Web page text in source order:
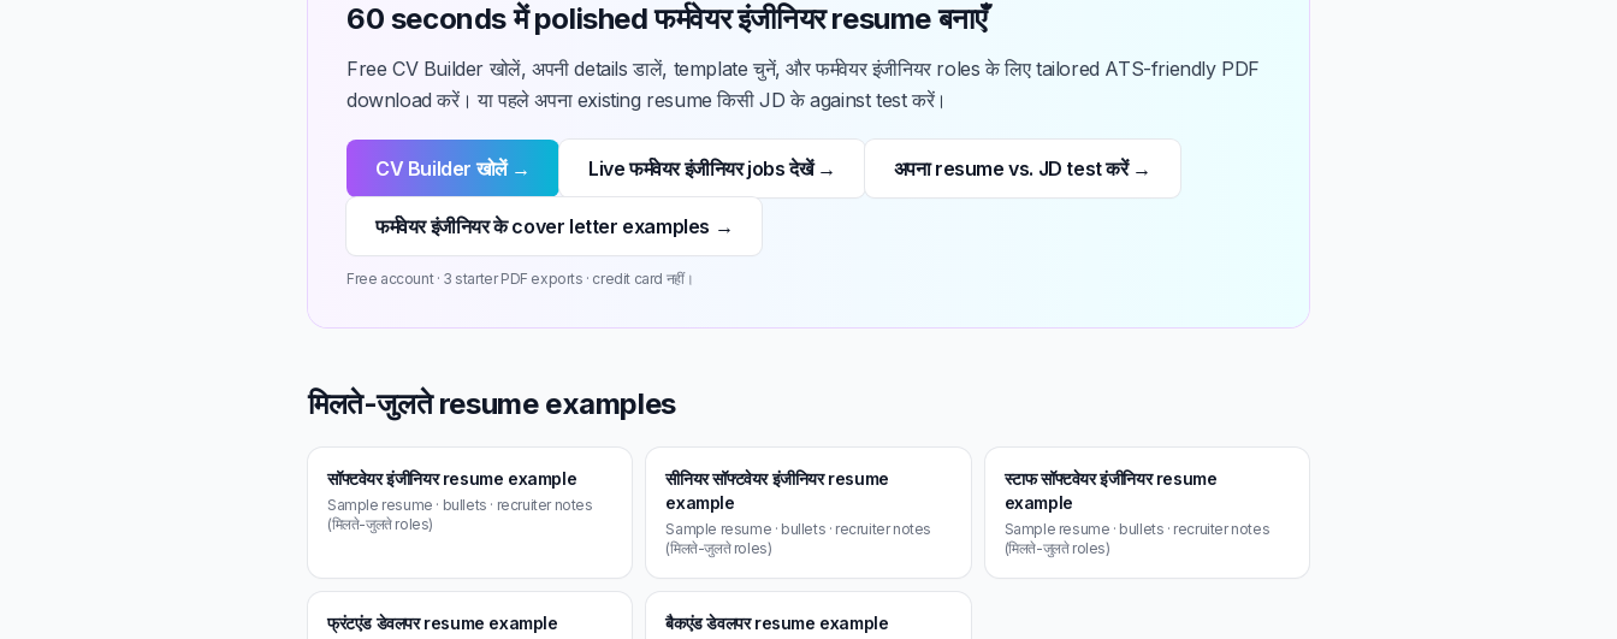
60 seconds में polished फर्मवेयर इंजीनियर resume बनाएँ
Free CV Builder खोलें, अपनी details डालें, template चुनें, और फर्मवेयर इंजीनियर roles के लिए tailored ATS-friendly PDF
download करें। या पहले अपना existing resume किसी JD के against test करें।
CV Builder खोलें → Live फर्मवेयर इंजीनियर jobs देखें → अपना resume vs. JD test करें →
फर्मवेयर इंजीनियर के cover letter examples →
Free account · 3 starter PDF exports · credit card नहीं।
मिलते-जुलते resume examples
सॉफ्टवेयर इंजीनियर resume example
Sample resume · bullets · recruiter notes
(मिलते-जुलते roles)
सीनियर सॉफ्टवेयर इंजीनियर resume
example
Sample resume · bullets · recruiter notes
(मिलते-जुलते roles)
स्टाफ सॉफ्टवेयर इंजीनियर resume
example
Sample resume · bullets · recruiter notes
(मिलते-जुलते roles)
फ्रंटएंड डेवलपर resume example बैकएंड डेवलपर resume example